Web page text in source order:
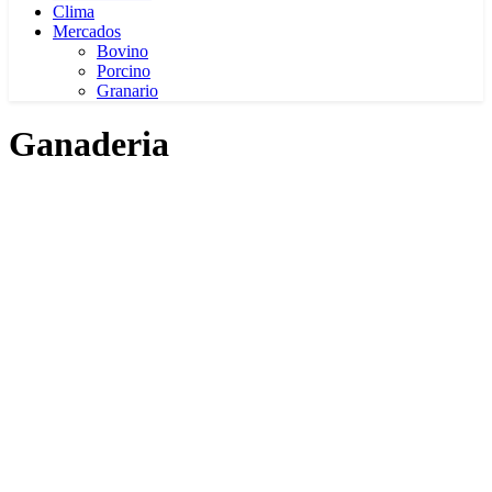
Clima
Mercados
Bovino
Porcino
Granario
Ganaderia